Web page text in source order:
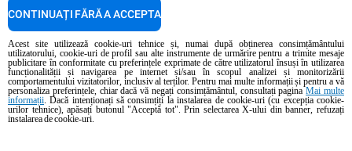
Tratarea apei cu filtru de rășină
Garanția Unox
Localizator service
Copyright 2026 UNOX S.p.A. Toate drepturile rezervate. Reg. Imp. Padova n °
04230750285 - REA Padova 372835 - Cap. Soc. 5.000.000 € iv - P.IVA / CF
04230750285 - IT WEEE Reg. No. IT08020000000377
AI Content Disclaimer Privacy policy Cookie policy
Acest site utilizează cookie-uri tehnice și, numai după obținerea consimțământului
utilizatorului, cookie-uri de profil sau alte instrumente de urmărire pentru a trimite mesaje
publicitare în conformitate cu preferințele exprimate de către utilizatorul însuși în utilizarea
funcționalității și navigarea pe internet și/sau în scopul analizei și monitorizării
comportamentului vizitatorilor, inclusiv al terților. Pentru mai multe informații și pentru a vă
personaliza preferințele, chiar dacă vă negați consimțământul, consultați paginaMai multe
informații. Dacă intenționați să consimțiți la instalarea de cookie-uri (cu excepția cookie-
urilor tehnice), apăsați butonul "Acceptă tot". Prin selectarea X-ului din banner, refuzați
instalarea de cookie-uri.
CONTINUAȚI FĂRĂ A ACCEPTA